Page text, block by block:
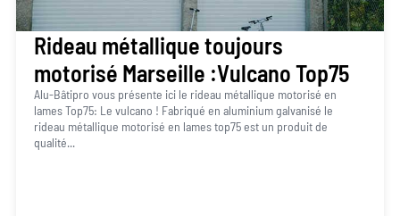
Rideau métallique toujours
motorisé Marseille :Vulcano Top75
Alu-Bâtipro vous présente ici le rideau métallique motorisé en
lames Top75: Le vulcano ! Fabriqué en aluminium galvanisé le
rideau métallique motorisé en lames top75 est un produit de
qualité...